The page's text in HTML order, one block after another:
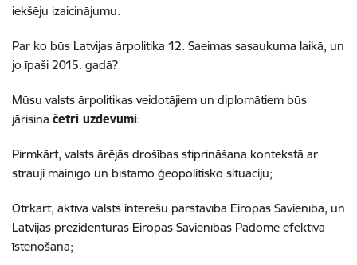
iekšēju izaicinājumu.
Par ko būs Latvijas ārpolitika 12. Saeimas sasaukuma laikā, un
jo īpaši 2015. gadā?
Mūsu valsts ārpolitikas veidotājiem un diplomātiem būs
jārisina četri uzdevumi:
Pirmkārt, valsts ārējās drošības stiprināšana kontekstā ar
strauji mainīgo un bīstamo ģeopolitisko situāciju;
Otrkārt, aktīva valsts interešu pārstāvība Eiropas Savienībā, un
Latvijas prezidentūras Eiropas Savienības Padomē efektīva
īstenošana;